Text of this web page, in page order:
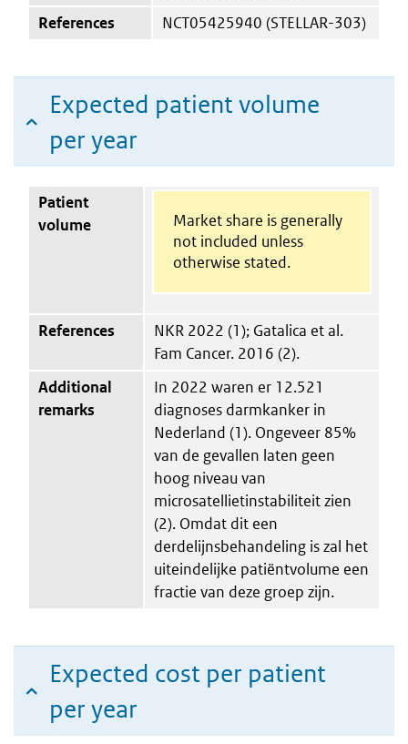
References
NCT05425940 (STELLAR-303)
Expected patient volume
per year
Patient
volume
Market share is generally
not included unless
otherwise stated.
References
NKR 2022 (1); Gatalica et al.
Fam Cancer. 2016 (2).
Additional
remarks
In 2022 waren er 12.521
diagnoses darmkanker in
Nederland (1). Ongeveer 85%
van de gevallen laten geen
hoog niveau van
microsatellietinstabiliteit zien
(2). Omdat dit een
derdelijnsbehandeling is zal het
uiteindelijke patiëntvolume een
fractie van deze groep zijn.
Expected cost per patient
per year